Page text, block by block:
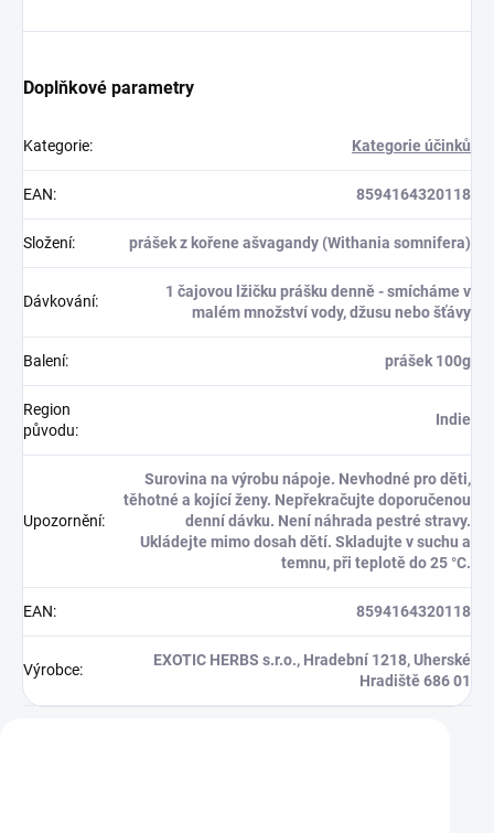
Doplňkové parametry
Kategorie: Kategorie účinků
EAN: 8594164320118
Složení: prášek z kořene ašvagandy (Withania somnifera)
Dávkování:
1 čajovou lžičku prášku denně - smícháme v
malém množství vody, džusu nebo šťávy
Balení: prášek 100g
Region
původu:
Indie
Upozornění:
Surovina na výrobu nápoje. Nevhodné pro děti,
těhotné a kojící ženy. Nepřekračujte doporučenou
denní dávku. Není náhrada pestré stravy.
Ukládejte mimo dosah dětí. Skladujte v suchu a
temnu, při teplotě do 25 °C.
EAN: 8594164320118
Výrobce:
EXOTIC HERBS s.r.o., Hradební 1218, Uherské
Hradiště 686 01